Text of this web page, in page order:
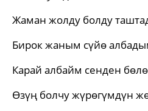
Жаман жолду болду
Бирок жаным сүйө
Карай албайм сенден
Өзүң болчу жүрөгүмдүн